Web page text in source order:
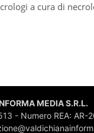
a cura di
MEDIA S.R.L.
- Numero REA: AR-